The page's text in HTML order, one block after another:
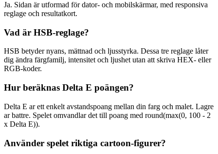
Ja. Sidan är utformad för dator- och mobilskärmar, med responsiva
reglage och resultatkort.
Vad är HSB-reglage?
HSB betyder nyans, mättnad och ljusstyrka. Dessa tre reglage låter
dig ändra färgfamilj, intensitet och ljushet utan att skriva HEX- eller
RGB-koder.
Hur beräknas Delta E poängen?
Delta E ar ett enkelt avstandspoang mellan din farg och malet. Lagre
ar battre. Spelet omvandlar det till poang med round(max(0, 100 - 2
x Delta E)).
Använder spelet riktiga cartoon-figurer?